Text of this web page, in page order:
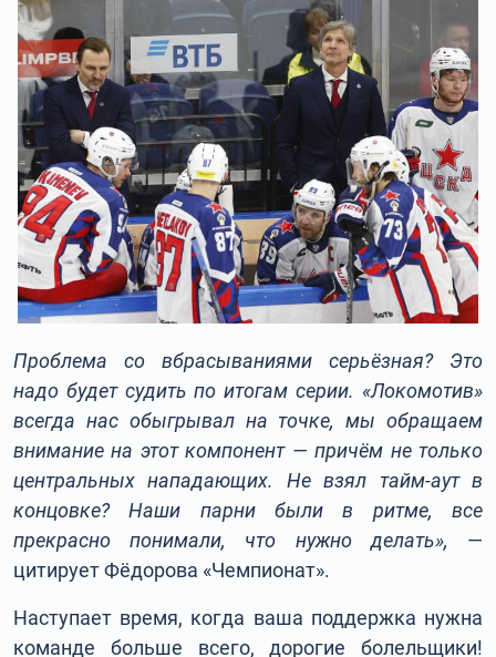
Проблема со вбрасываниями серьёзная? Это
надо будет судить по итогам серии. «Локомотив»
всегда нас обыгрывал на точке, мы обращаем
внимание на этот компонент — причём не только
центральных нападающих. Не взял тайм-аут в
концовке? Наши парни были в ритме, все
прекрасно понимали, что нужно делать», —
цитирует Фёдорова «Чемпионат».
Наступает время, когда ваша поддержка нужна
команде больше всего, дорогие болельщики!